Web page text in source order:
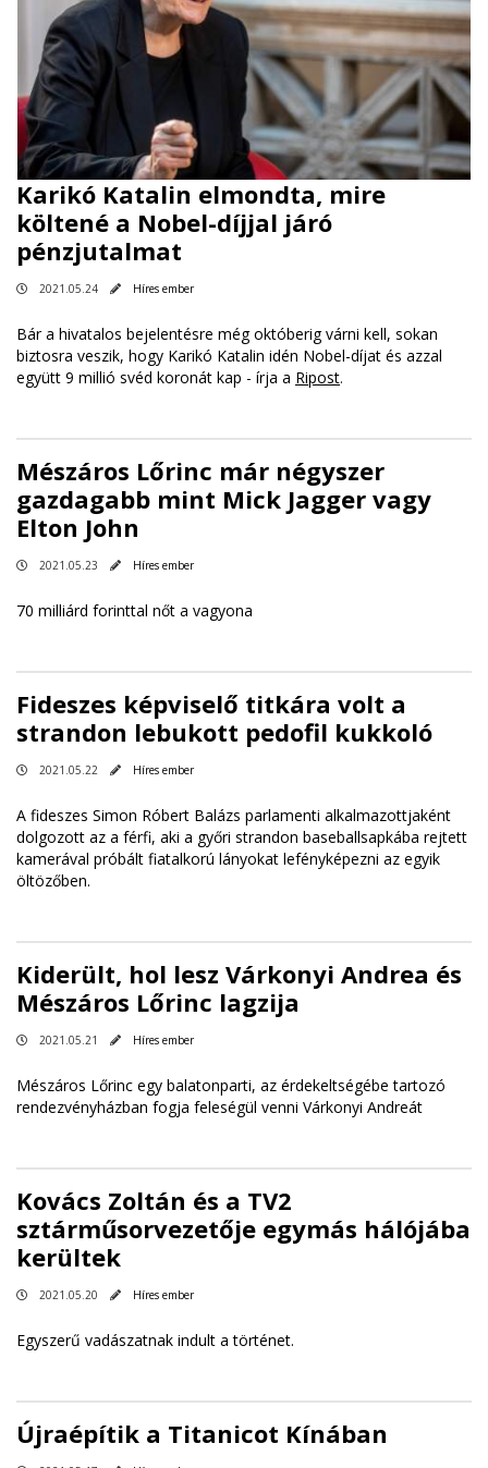
Karikó Katalin elmondta, mire
költené a Nobel-díjjal járó
pénzjutalmat
2021.05.24 Híres ember
Bár a hivatalos bejelentésre még októberig várni kell, sokan
biztosra veszik, hogy Karikó Katalin idén Nobel-díjat és azzal
együtt 9 millió svéd koronát kap - írja a Ripost.
Mészáros Lőrinc már négyszer
gazdagabb mint Mick Jagger vagy
Elton John
2021.05.23 Híres ember
70 milliárd forinttal nőt a vagyona
Fideszes képviselő titkára volt a
strandon lebukott pedofil kukkoló
2021.05.22 Híres ember
A fideszes Simon Róbert Balázs parlamenti alkalmazottjaként
dolgozott az a férfi, aki a győri strandon baseballsapkába rejtett
kamerával próbált fiatalkorú lányokat lefényképezni az egyik
öltözőben.
Kiderült, hol lesz Várkonyi Andrea és
Mészáros Lőrinc lagzija
2021.05.21 Híres ember
Mészáros Lőrinc egy balatonparti, az érdekeltségébe tartozó
rendezvényházban fogja feleségül venni Várkonyi Andreát
Kovács Zoltán és a TV2
sztárműsorvezetője egymás hálójába
kerültek
2021.05.20 Híres ember
Egyszerű vadászatnak indult a történet.
Újraépítik a Titanicot Kínában